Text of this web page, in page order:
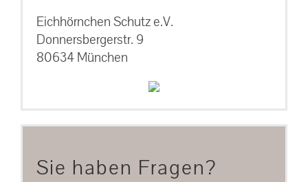
Eichhörnchen Schutz e.V.
Donnersbergerstr. 9
80634 München
Sie haben Fragen?